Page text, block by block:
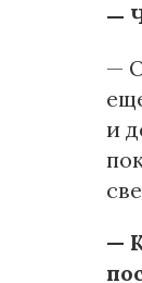
—
—
и
—